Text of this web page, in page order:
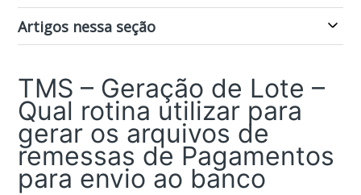
Artigos nessa seção
TMS – Geração de Lote –
Qual rotina utilizar para
gerar os arquivos de
remessas de Pagamentos
para envio ao banco